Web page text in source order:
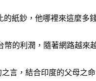
比的紙鈔，他哪裡來這麼
幣的利潤，隨著網路
言，結合印度的父母之